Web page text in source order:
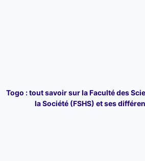
Togo : tout savoir sur la Faculté des
la Société (FSHS) et ses